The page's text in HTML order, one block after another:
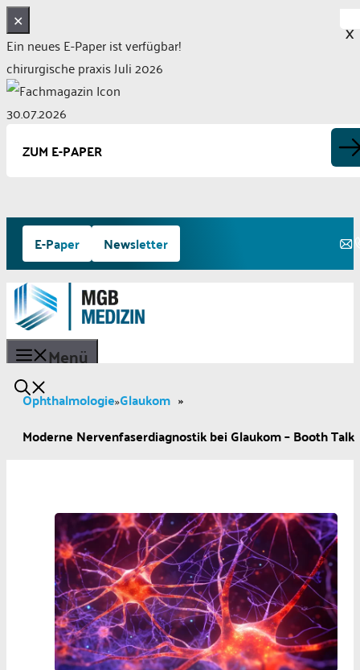
✕
Ein neues E-Paper ist verfügbar!
chirurgische praxis Juli 2026
30.07.2026
ZUM E-PAPER
Zum
Inhalt
springen
E-Paper Newsletter
Menü
Ophthalmologie»Glaukom »
Moderne Nervenfaserdiagnostik bei Glaukom – Booth Talk
X